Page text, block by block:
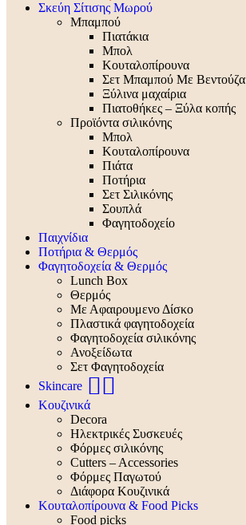
Σκεύη Σίτισης Μωρού
Μπαμπού
Πιατάκια
Μπολ
Κουταλοπίρουνα
Σετ Μπαμπού Με Βεντούζα
Ξύλινα μαχαίρια
Πιατοθήκες – Ξύλα κοπής
Προϊόντα σιλικόνης
Μπολ
Κουταλοπίρουνα
Πιάτα
Ποτήρια
Σετ Σιλικόνης
Σουπλά
Φαγητοδοχείο
Παιχνίδια
Ποτήρια & Θερμός
Φαγητοδοχεία & Θερμός
Lunch Box
Θερμός
Με Αφαιρουμενο Δίσκο
Πλαστικά φαγητοδοχεία
Φαγητοδοχεία σιλικόνης
Ανοξείδωτα
Σετ Φαγητοδοχεία
Skincare 🧖‍♀️
Κουζινικά
Decora
Ηλεκτρικές Συσκευές
Φόρμες σιλικόνης
Cutters – Accessories
Φόρμες Παγωτού
Διάφορα Κουζινικά
Κουταλοπίρουνα & Food Picks
Food picks